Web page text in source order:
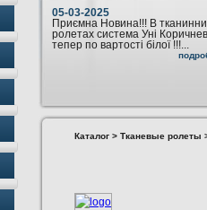
05-03-2025
Приємна Новина!!! В
ролетах система Уні
тепер по вартості білої !!!...
Каталог > Тканевые ролеты